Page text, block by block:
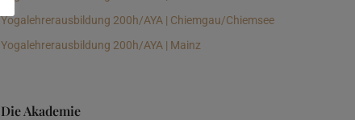
Yogalehrerausbildung 200h/AYA | Chiemgau/Chiemsee
Yogalehrerausbildung 200h/AYA | Mainz
Die Akademie